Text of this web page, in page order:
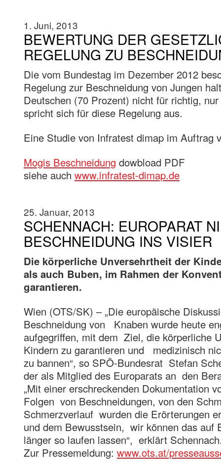
1. Juni, 2013
BEWERTUNG DER
REGELUNG ZU
Die vom Bundestag im Dezember 2012
Regelung zur Beschneidung von Jungen
Deutschen (70 Prozent) nicht für richtig,
spricht sich für diese Regelung aus.
Eine Studie von Infratest dimap im Auftrag
Mogis Beschneidung dowbload PDF
siehe auch www.infratest-dimap.de
25. Januar, 2013
SCHENNACH: EUROPARAT
BESCHNEIDUNG INS VISIER
Die körperliche Unversehrtheit der
als auch Buben, im Rahmen der
garantieren.
Wien (OTS/SK) – „Die europäische
Beschneidung von Knaben wurde heute
aufgegriffen, mit dem Ziel, die körperliche
Kindern zu garantieren und medizinisch
zu bannen“, so SPÖ-Bundesrat Stefan
der als Mitglied des Europarats an den
„Mit einer erschreckenden Dokumentation
Folgen von Beschneidungen, von den
Schmerzverlauf wurden die Erörterungen
und dem Bewusstsein, wir können das auf
länger so laufen lassen“, erklärt
Zur Pressemeldung: www.ots.at/